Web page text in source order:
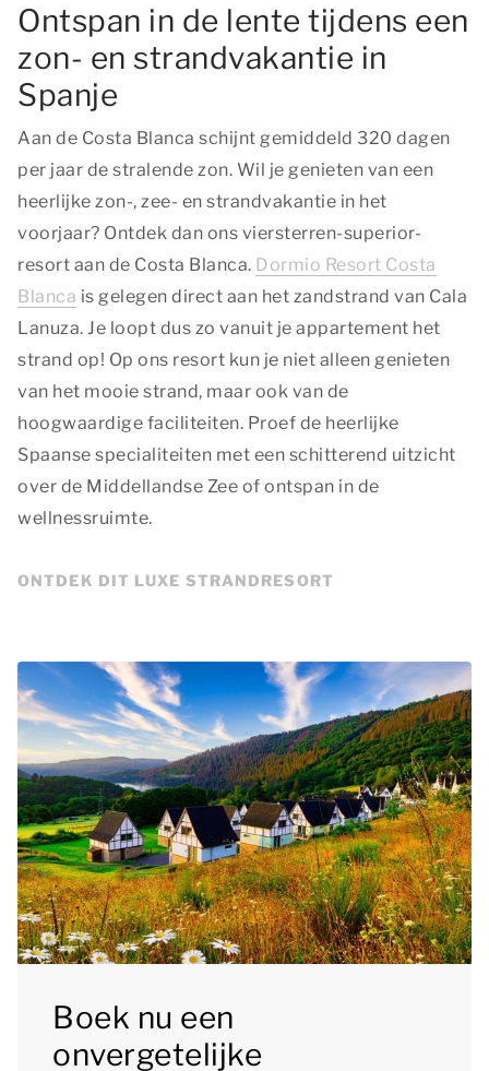
Ontspan in de lente tijdens een
zon- en strandvakantie in
Spanje
Aan de Costa Blanca schijnt gemiddeld 320 dagen
per jaar de stralende zon. Wil je genieten van een
heerlijke zon-, zee- en strandvakantie in het
voorjaar? Ontdek dan ons viersterren-superior-
resort aan de Costa Blanca. Dormio Resort Costa
Blanca is gelegen direct aan het zandstrand van Cala
Lanuza. Je loopt dus zo vanuit je appartement het
strand op! Op ons resort kun je niet alleen genieten
van het mooie strand, maar ook van de
hoogwaardige faciliteiten. Proef de heerlijke
Spaanse specialiteiten met een schitterend uitzicht
over de Middellandse Zee of ontspan in de
wellnessruimte.
ONTDEK DIT LUXE STRANDRESORT
Boek nu een
onvergetelijke